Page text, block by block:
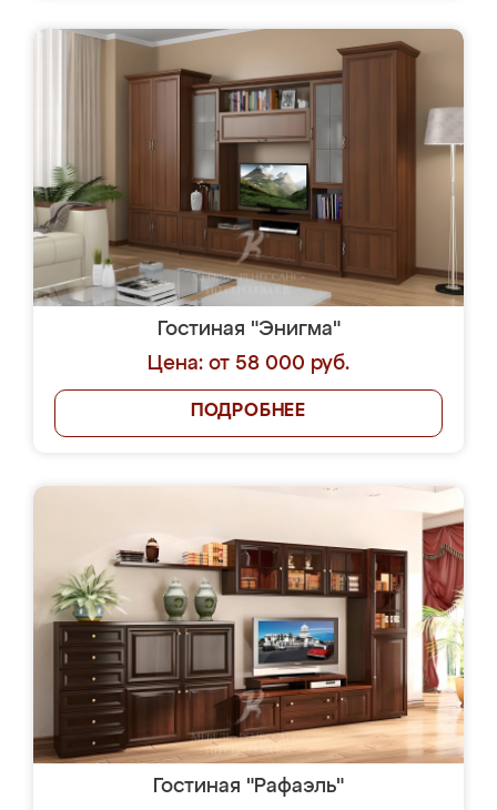
Гостиная "Энигма"
Цена: от 58 000 руб.
ПОДРОБНЕЕ
Гостиная "Рафаэль"